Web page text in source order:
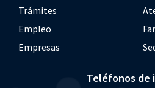
Trámites
Empleo
Empresas
Teléfonos de